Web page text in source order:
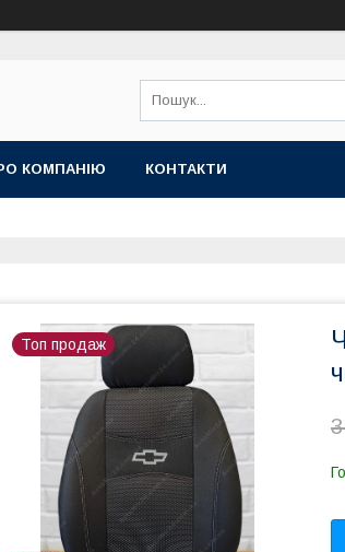
КОМПАНІЮ КОНТАКТИ
Топ продаж